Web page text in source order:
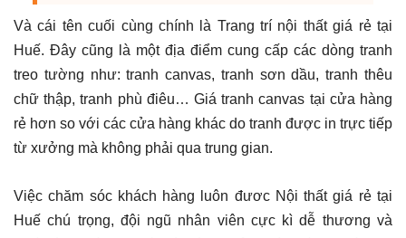
Và cái tên cuối cùng chính là Trang trí nội thất giá rẻ tại
Huế. Đây cũng là một địa điểm cung cấp các dòng tranh
treo tường như: tranh canvas, tranh sơn dầu, tranh thêu
chữ thập, tranh phù điêu… Giá tranh canvas tại cửa hàng
rẻ hơn so với các cửa hàng khác do tranh được in trực tiếp
từ xưởng mà không phải qua trung gian.
Việc chăm sóc khách hàng luôn đươc Nội thất giá rẻ tại
Huế chú trọng, đội ngũ nhân viên cực kì dễ thương và